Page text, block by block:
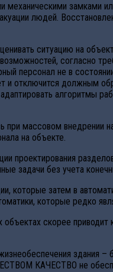
замками
людей.
ситуацию на
согласно
не в
и отключится должным
алгоритмы
при массовом
на объекте.
проектирования
задачи без учета
которые затем в
которые редко
скорее
здания –
КАЧЕСТВО не